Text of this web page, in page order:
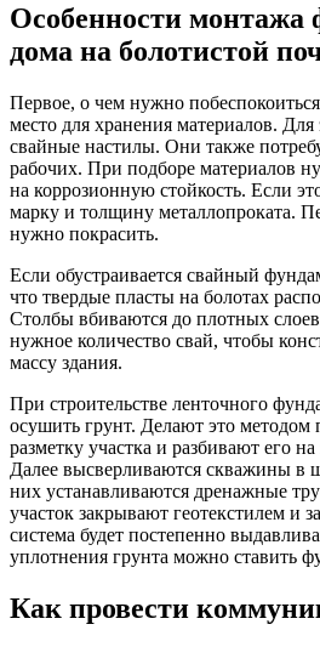
Особенности монтажа
дома на болотистой
Первое, о чем нужно
место для хранения материалов.
свайные настилы. Они также
рабочих. При подборе материалов
на коррозионную стойкость. Если
марку и толщину металлопроката.
нужно покрасить.
Если обустраивается свайный
что твердые пласты на болотах
Столбы вбиваются до плотных
нужное количество свай, чтобы
массу здания.
При строительстве ленточного
осушить грунт. Делают это
разметку участка и разбивают его
Далее высверливаются скважины в
них устанавливаются дренажные
участок закрывают геотекстилем и
система будет постепенно
уплотнения грунта можно ставить
Как провести